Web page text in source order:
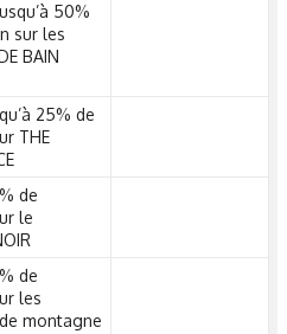
50%
sur les
BAIN
25% de
THE
de
le
de
les
montagne